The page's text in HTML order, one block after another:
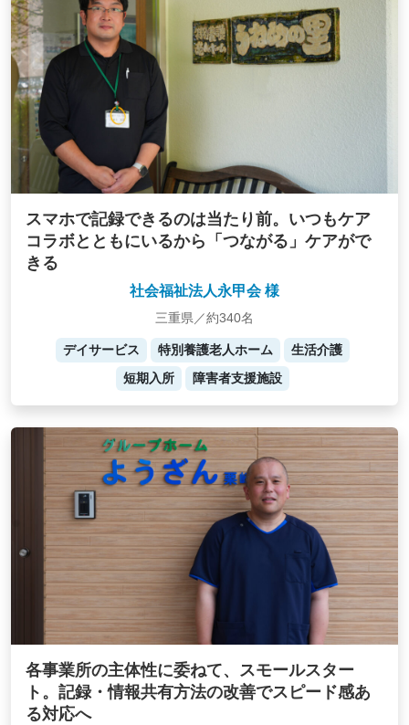
スマホで記録できるのは当たり前。いつもケア
コラボとともにいるから「つながる」ケアがで
きる
社会福祉法人永甲会 様
三重県／約340名
デイサービス 特別養護老人ホーム
生活介護
短期入所
障害者支援施設
各事業所の主体性に委ねて、スモールスター
ト。記録・情報共有方法の改善でスピード感あ
る対応へ